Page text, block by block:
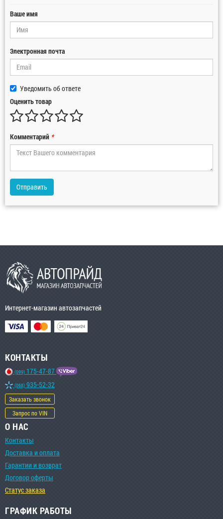
Ваше имя
Электронная почта
Уведомить об ответе
Оценить товар
Комментарий *
Отправить
Интернет-магазин автозапчастей
КОНТАКТЫ
(099) 175-47-87
(068) 935-52-32
Заказать звонок
Запрос по VIN
О НАС
Контакты
Доставка и оплата
Гарантии и возврат
Договор оферты
Статус заказа
ГРАФИК РАБОТЫ